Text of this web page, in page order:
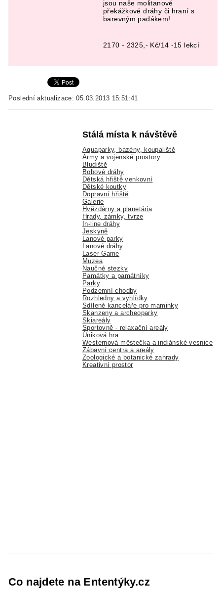
jsou naše molitanové
překážkové dráhy či hraní s
barevným padákem!
2170 - 2325,- Kč/14 -15 lekcí
Poslední aktualizace: 05.03.2013 15:51:41
Stálá místa k návštěvě
Aquaparky, bazény, koupaliště
Army a vojenské prostory
Bludiště
Bobové dráhy
Dětská hřiště venkovní
Dětské koutky
Dopravní hřiště
Galerie
Hvězdárny a planetária
Hrady, zámky, tvrze
In-line dráhy
Jeskyně
Lanové parky
Lanové dráhy
Laser Game
Muzea
Naučné stezky
Památky a památníky
Parky
Podzemní chodby
Rozhledny a vyhlídky
Sdílené kanceláře pro maminky
Skanzeny a archeoparky
Skiareály
Sportovně - relaxační areály
Úniková hra
Westernová městečka a indiánské vesnice
Zábavní centra a areály
Zoologické a botanické zahrady
Kreativní prostor
Co najdete na Ententýky.cz